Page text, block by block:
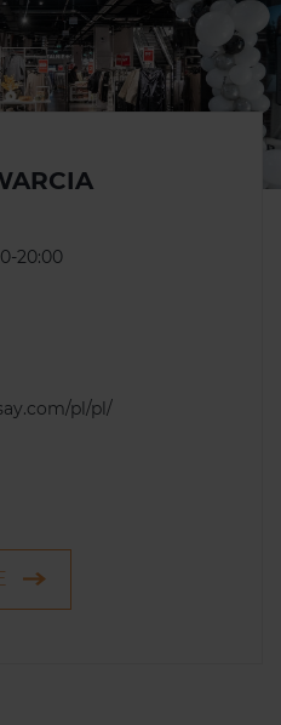
20:00
pl/pl/